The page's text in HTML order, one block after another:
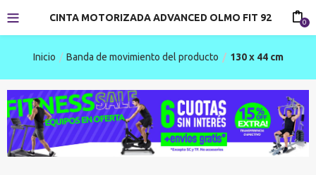
CINTA MOTORIZADA ADVANCED OLMO FIT 92 0
Inicio Banda de movimiento del producto 130 x 44 cm